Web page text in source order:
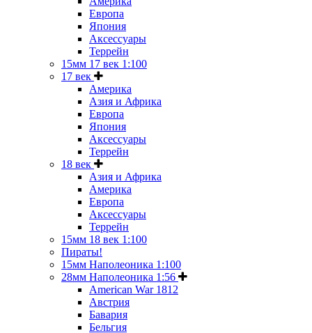
Европа
Япония
Аксессуары
Террейн
15мм 17 век 1:100
17 век
Америка
Азия и Африка
Европа
Япония
Аксессуары
Террейн
18 век
Азия и Африка
Америка
Европа
Аксессуары
Террейн
15мм 18 век 1:100
Пираты!
15мм Наполеоника 1:100
28мм Наполеоника 1:56
American War 1812
Австрия
Бавария
Бельгия